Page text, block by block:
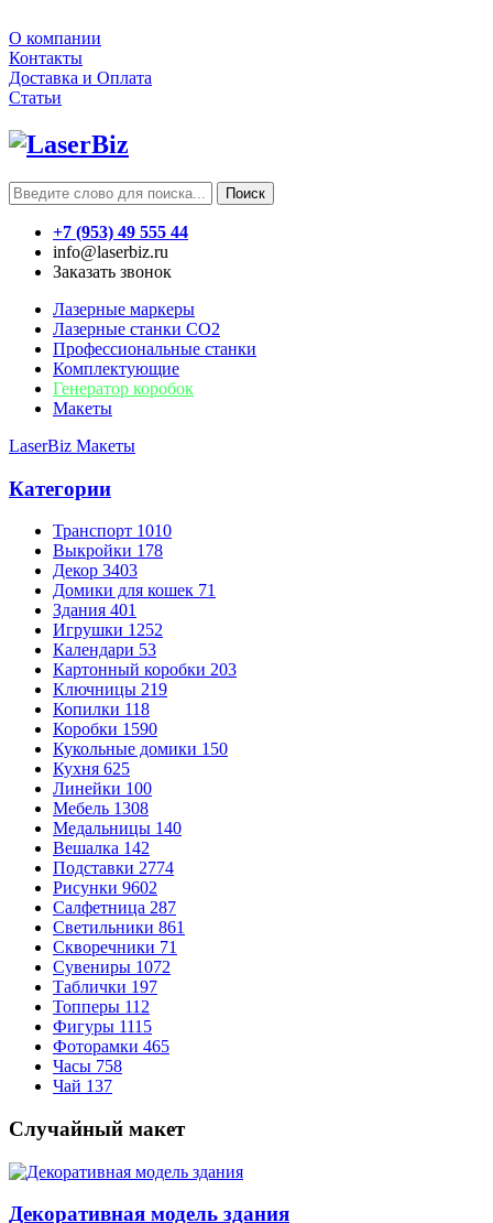
О компании
Контакты
Доставка и Оплата
Статьи
Поиск
+7 (953) 49 555 44
info@laserbiz.ru
Заказать звонок
Лазерные маркеры
Лазерные станки CO2
Профессиональные станки
Комплектующие
Генератор коробок
Макеты
LaserBiz Макеты
Категории
Транспорт 1010
Выкройки 178
Декор 3403
Домики для кошек 71
Здания 401
Игрушки 1252
Календари 53
Картонный коробки 203
Ключницы 219
Копилки 118
Коробки 1590
Кукольные домики 150
Кухня 625
Линейки 100
Мебель 1308
Медальницы 140
Вешалка 142
Подставки 2774
Рисунки 9602
Салфетница 287
Светильники 861
Скворечники 71
Сувениры 1072
Таблички 197
Топперы 112
Фигуры 1115
Фоторамки 465
Часы 758
Чай 137
Случайный макет
Декоративная модель здания